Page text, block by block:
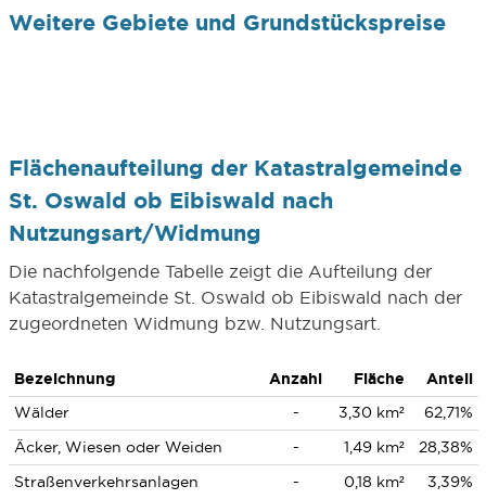
Weitere Gebiete und Grundstückspreise
Flächenaufteilung der Katastralgemeinde
St. Oswald ob Eibiswald nach
Nutzungsart/Widmung
Die nachfolgende Tabelle zeigt die Aufteilung der
Katastralgemeinde St. Oswald ob Eibiswald nach der
zugeordneten Widmung bzw. Nutzungsart.
Bezeichnung Anzahl Fläche
Anteil
Wälder
- 3,30 km²
62,71%
Äcker, Wiesen oder Weiden
- 1,49 km²
28,38%
Straßenverkehrsanlagen
- 0,18 km² 3,39%